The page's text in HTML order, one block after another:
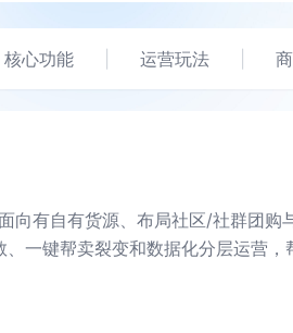
核心功能 运营玩法
向有自有货源、布局社区/社群团购
一键帮卖裂变和数据化分层运营